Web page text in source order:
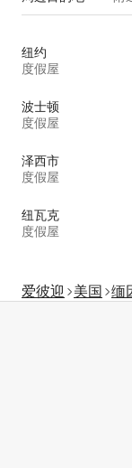
纽约
度假屋
波士顿
度假屋
泽西市
度假屋
纽瓦克
度假屋
爱彼迎 美国 缅